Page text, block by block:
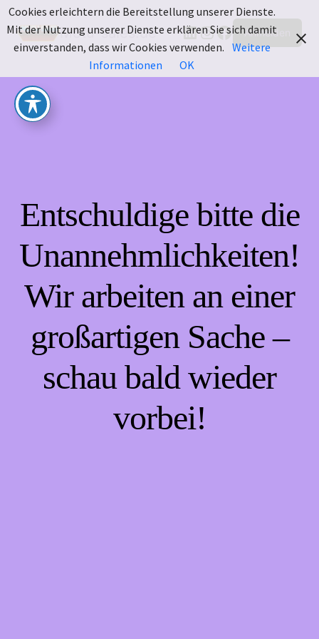
Motu-sales.de LinkedIn
Instagram
Facebook
Anmelden
Entschuldige bitte die
Unannehmlichkeiten!
Wir arbeiten an einer
großartigen Sache –
schau bald wieder
vorbei!
Cookies erleichtern die Bereitstellung unserer Dienste.
Mit der Nutzung unserer Dienste erklären Sie sich damit
einverstanden, dass wir Cookies verwenden. Weitere
Informationen
OK